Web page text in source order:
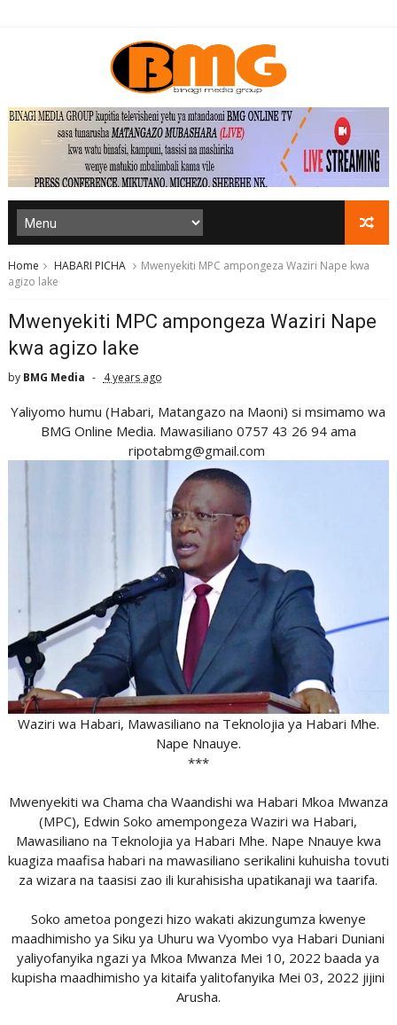
Home HABARI PICHA
Mwenyekiti MPC ampongeza Waziri Nape kwa
agizo lake
Mwenyekiti MPC ampongeza Waziri Nape
kwa agizo lake
by BMG Media 4 years ago
Yaliyomo humu (Habari, Matangazo na Maoni) si msimamo wa
BMG Online Media. Mawasiliano 0757 43 26 94 ama
ripotabmg@gmail.com
Waziri wa Habari, Mawasiliano na Teknolojia ya Habari Mhe.
Nape Nnauye.
***
Mwenyekiti wa Chama cha Waandishi wa Habari Mkoa Mwanza
(MPC), Edwin Soko amempongeza Waziri wa Habari,
Mawasiliano na Teknolojia ya Habari Mhe. Nape Nnauye kwa
kuagiza maafisa habari na mawasiliano serikalini kuhuisha tovuti
za wizara na taasisi zao ili kurahisisha upatikanaji wa taarifa.
Soko ametoa pongezi hizo wakati akizungumza kwenye
maadhimisho ya Siku ya Uhuru wa Vyombo vya Habari Duniani
yaliyofanyika ngazi ya Mkoa Mwanza Mei 10, 2022 baada ya
kupisha maadhimisho ya kitaifa yalitofanyika Mei 03, 2022 jijini
Arusha.